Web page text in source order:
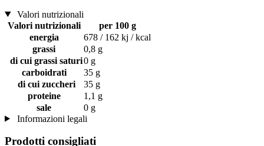
Valori nutrizionali
Valori nutrizionali
per 100 g
energia
678 / 162 kj / kcal
grassi
0,8 g
di cui grassi saturi0 g
carboidrati
35 g
di cui zuccheri
35 g
proteine
1,1 g
sale
0 g
Informazioni legali
Prodotti consigliati